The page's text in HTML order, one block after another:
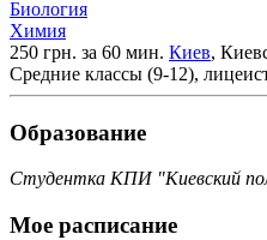
Биология
Химия
250 грн. за 60 мин. Киев,
Средние классы (9-12),
Образование
Студентка КПИ "Киевский
Мое расписание